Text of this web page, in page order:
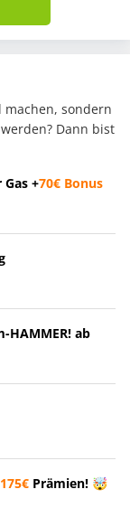
sondern
Dann bist
+70€ Bonus
HAMMER! ab
175€ Prämien! 🤯